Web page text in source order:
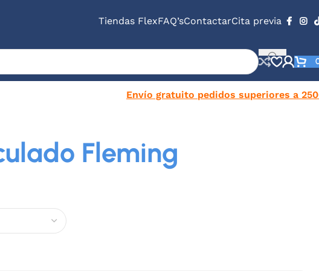
Tiendas FlexFAQ’sContactarCita previa
Envío gratuito pedidos superiores a
Fleming